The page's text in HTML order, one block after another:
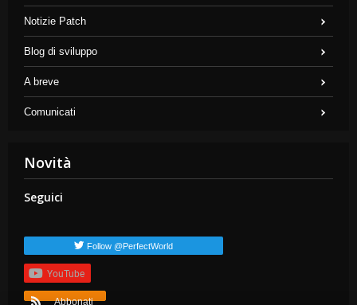
Notizie Patch
Blog di sviluppo
A breve
Comunicati
Novità
Seguici
Follow @PerfectWorld
YouTube
Abbonati